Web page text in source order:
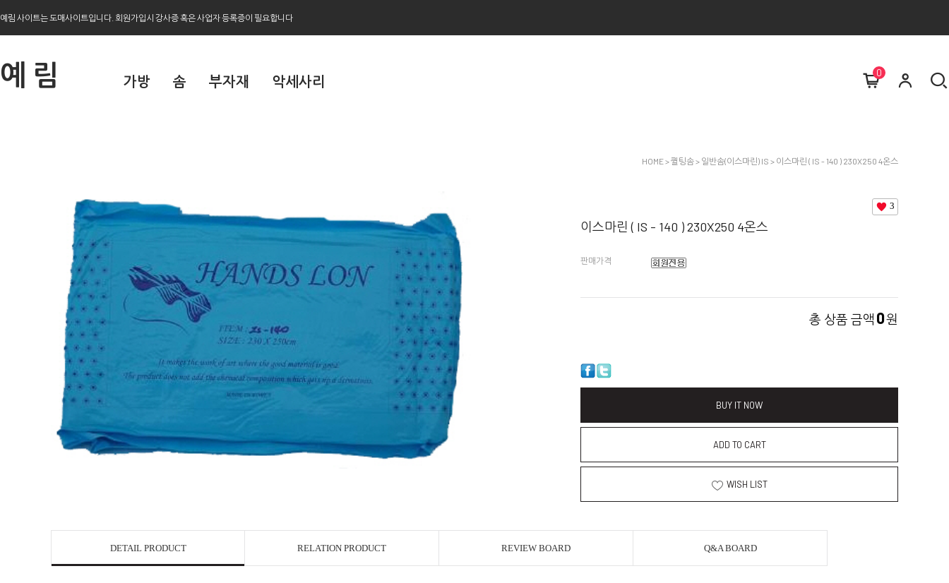
예림 사이트는 도매사이트입니다. 회원가입시 강사증 혹은 사업자 등록증이 필요합니다
예 림 가방 솜 부자재 악세사리 0
HOME>퀼팅솜> 일반솜(이스마린) IS > 이스마린 ( IS - 140 ) 230X250 4온스
3
이스마린 ( IS - 140 ) 230X250 4온스
판매가격
총 상품 금액 0원
BUY IT NOW
ADD TO CART
WISH LIST
DETAIL PRODUCT RELATION PRODUCT REVIEW BOARD Q&A BOARD